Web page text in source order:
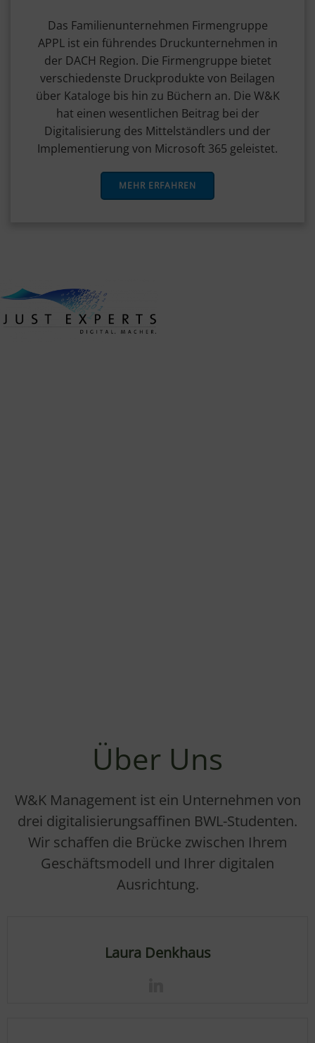
Das Familienunternehmen Firmengruppe
APPL ist ein führendes Druckunternehmen in
der DACH Region. Die Firmengruppe bietet
verschiedenste Druckprodukte von Beilagen
über Kataloge bis hin zu Büchern an. Die W&K
hat einen wesentlichen Beitrag bei der
Digitalisierung des Mittelständlers und der
Implementierung von Microsoft 365 geleistet.
MEHR ERFAHREN
Über Uns
W&K Management ist ein Unternehmen von
drei digitalisierungsaffinen BWL-Studenten.
Wir schaffen die Brücke zwischen Ihrem
Geschäftsmodell und Ihrer digitalen
Ausrichtung.
Laura Denkhaus